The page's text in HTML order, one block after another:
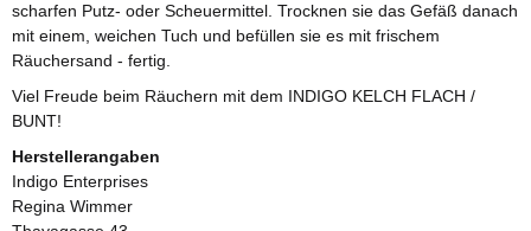
scharfen Putz- oder Scheuermittel. Trocknen sie das Gefäß danach
mit einem, weichen Tuch und befüllen sie es mit frischem
Räuchersand - fertig.
Viel Freude beim Räuchern mit dem INDIGO KELCH FLACH /
BUNT!
Herstellerangaben
Indigo Enterprises
Regina Wimmer